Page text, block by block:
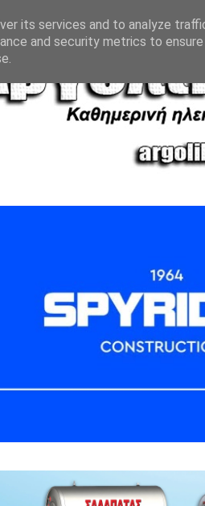
its services and to analyze
and security metrics to